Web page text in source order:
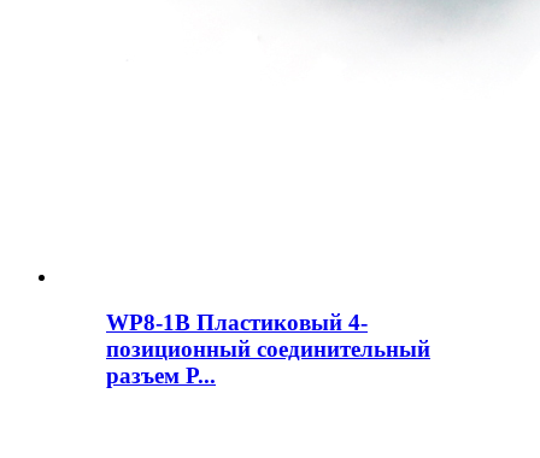
WP8-1B Пластиковый 4-
позиционный соединительный
разъем P...